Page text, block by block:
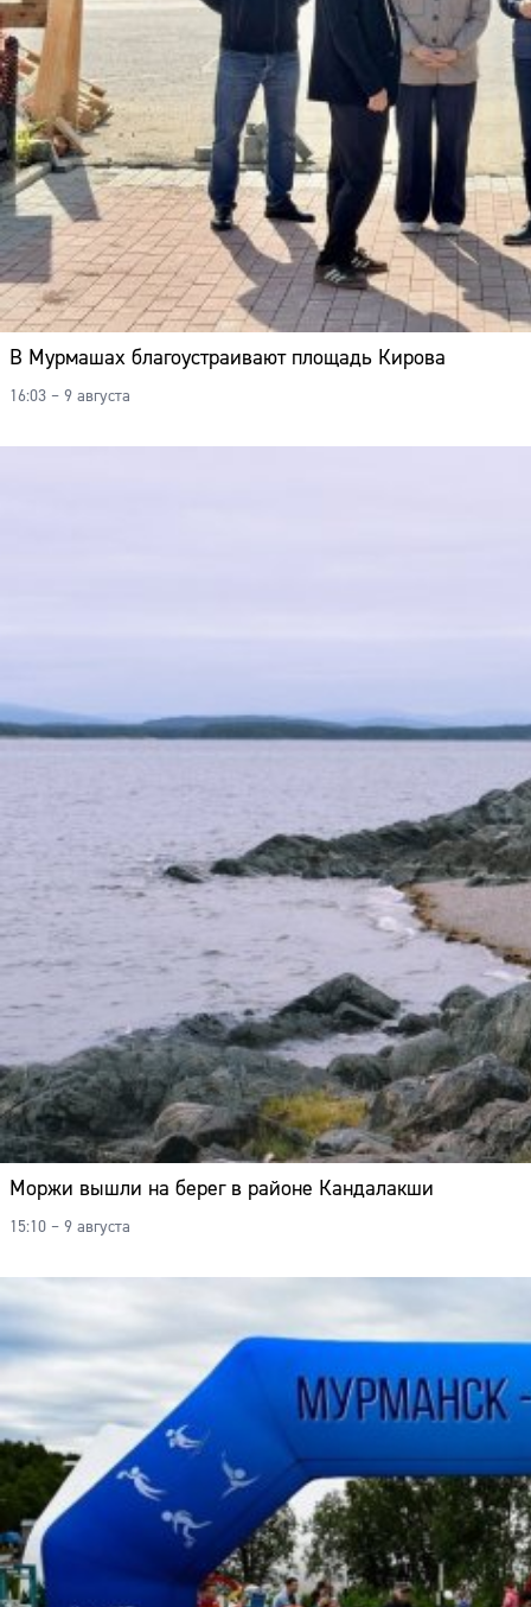
В Мурмашах благоустраивают площадь Кирова
16:03 – 9 августа
Моржи вышли на берег в районе Кандалакши
15:10 – 9 августа